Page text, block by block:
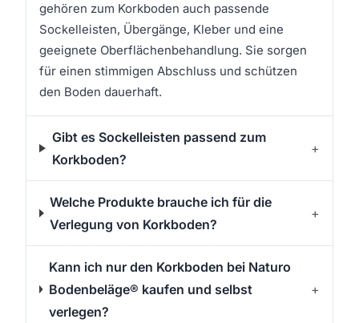
gehören zum Korkboden auch passende
Sockelleisten, Übergänge, Kleber und eine
geeignete Oberflächenbehandlung. Sie sorgen
für einen stimmigen Abschluss und schützen
den Boden dauerhaft.
Gibt es Sockelleisten passend zum
Korkboden?
+
Welche Produkte brauche ich für die
Verlegung von Korkboden?
+
Kann ich nur den Korkboden bei Naturo
Bodenbeläge® kaufen und selbst
verlegen?
+